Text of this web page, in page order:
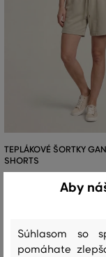
TEPLÁKOVÉ ŠORTKY
SHORTS
+2
Aby
Súhlasom so
pomáhate